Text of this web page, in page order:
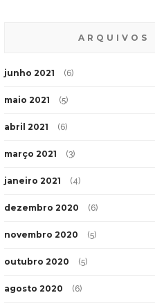
ARQUIVOS
junho 2021 (6)
maio 2021 (5)
abril 2021 (6)
março 2021 (3)
janeiro 2021 (4)
dezembro 2020 (6)
novembro 2020 (5)
outubro 2020 (5)
agosto 2020 (6)